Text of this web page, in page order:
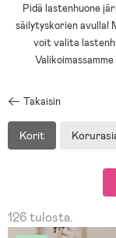
Pidä lastenhuone
säilytyskorien avulla!
voit valita
Takaisin
Korit
126 tulosta.